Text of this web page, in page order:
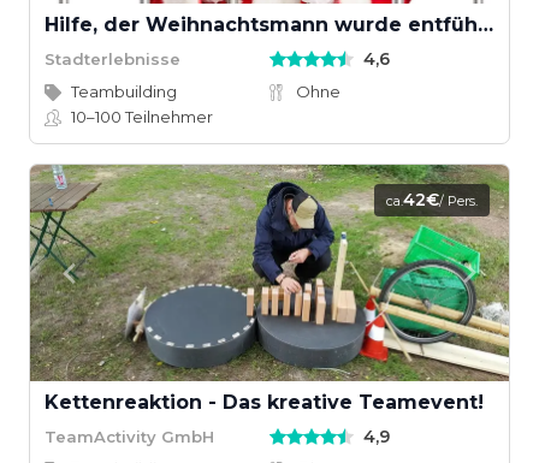
Hilfe, der Weihnachtsmann wurde entführt!
Stadterlebnisse 4,6
Teambuilding
Ohne
10–100Teilnehmer
ca.42€/ Pers.
Kettenreaktion - Das kreative Teamevent!
TeamActivity GmbH 4,9